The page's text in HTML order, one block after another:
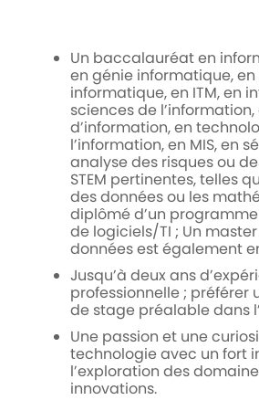
Un baccalauréat en
en génie informatique,
informatique, en ITM, en
sciences de
d’information, en
l’information, en MIS, en
analyse des risques ou
STEM pertinentes, telles
des données ou les
diplômé d’un
de logiciels/TI ; Un
données est également
Jusqu’à deux ans
professionnelle ; préférer
de stage préalable dans
Une passion et une
technologie avec un fort
l’exploration des
innovations.